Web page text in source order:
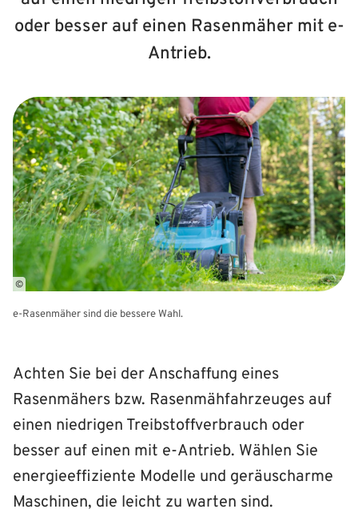
oder besser auf einen Rasenmäher mit e-
Antrieb.
©
e-Rasenmäher sind die bessere Wahl.
Achten Sie bei der Anschaffung eines
Rasenmähers bzw. Rasenmähfahrzeuges auf
einen niedrigen Treibstoffverbrauch oder
besser auf einen mit e-Antrieb. Wählen Sie
energieeffiziente Modelle und geräuscharme
Maschinen, die leicht zu warten sind.